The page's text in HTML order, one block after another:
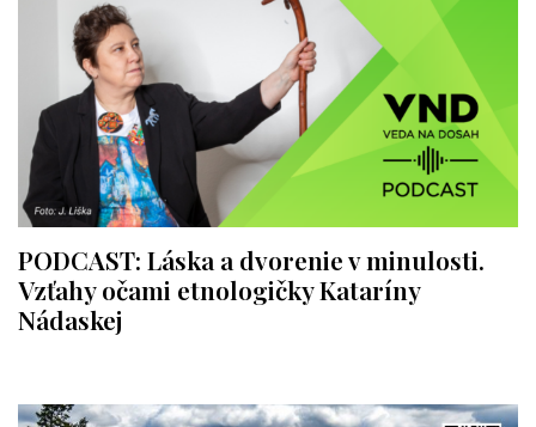
PODCAST: Láska a dvorenie v minulosti.
Vzťahy očami etnologičky Kataríny
Nádaskej